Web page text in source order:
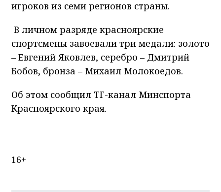
игроков из семи регионов страны.
В личном разряде красноярские
спортсмены завоевали три медали: золото
– Евгений Яковлев, серебро – Дмитрий
Бобов, бронза – Михаил Молокоедов.
Об этом сообщил ТГ-канал Минспорта
Красноярского края.
16+